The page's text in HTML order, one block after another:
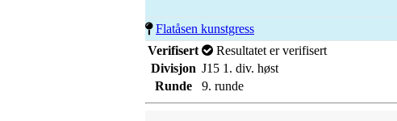
Flatåsen kunstgress
Verifisert
Resultatet er verifisert
Divisjon J15 1. div. høst
Runde
9. runde